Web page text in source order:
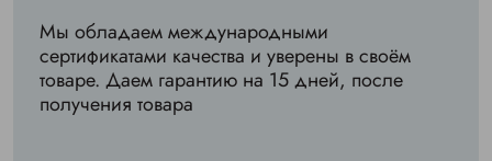
Мы обладаем международными
сертификатами качества и уверены в своём
товаре. Даем гарантию на 15 дней, после
получения товара